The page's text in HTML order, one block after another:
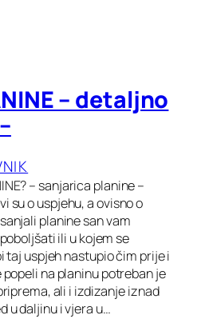
– detaljno
– sanjarica planine –
su o uspjehu, a ovisno o
planine san vam
ili u kojem se
taj uspjeh nastupio čim prije i
na planinu potreban je
ali i izdizanje iznad
u daljinu i vjera u…